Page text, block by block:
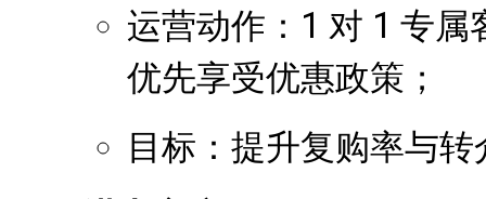
运营动作：1 对 1 专
优先享受优惠政策；
目标：提升复购率与转